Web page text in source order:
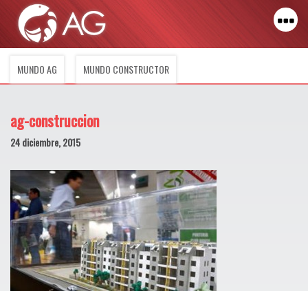
MUNDO AG MUNDO CONSTRUCTOR
ag-construccion
24 diciembre, 2015